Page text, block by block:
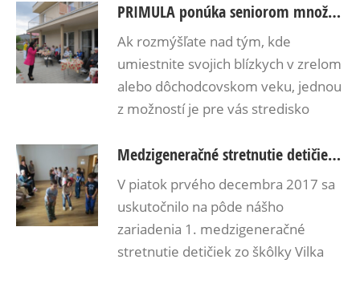
škôlky.
PRIMULA ponúka seniorom množstvo aktivít
Ak rozmýšľate nad tým, kde
umiestnite svojich blízkych v zrelom
alebo dôchodcovskom veku, jednou
z možností je pre vás stredisko
v bratislavských Podunajských
Biskupiciach. To, aký program majú
seniori, kde sa zdržiavajú, a čo
všetko im zariadenie poskytuje vám
prezradí v rozhovore Mgr. Petra
Vaváková, sociálna pracovníčka
Medzigeneračné stretnutie detičiek a našich seniorov
V piatok prvého decembra 2017 sa
uskutočnilo na pôde nášho
zariadenia 1. medzigeneračné
stretnutie detičiek zo škôlky Vilka